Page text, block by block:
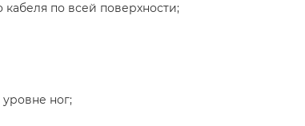
по всей поверхности;
ног;